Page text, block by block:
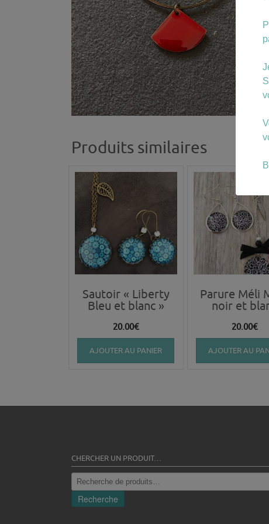
Produits similaires
Sautoir « Liberty
Bleu et blanc »
20.00€
AJOUTER AU PANIER
Parure Méli
noir et
20.00€
AJOUTER AU
CHERCHER UN PRODUIT…
Recherche
pour :
Recherche